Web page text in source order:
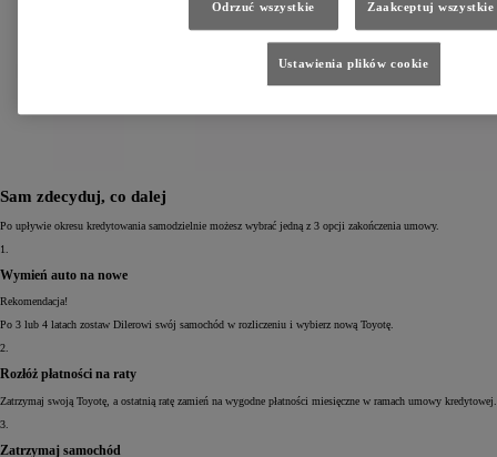
Sam zdecyduj, co dalej
Po upływie okresu kredytowania samodzielnie możesz wybrać jedną z 3 opcji zakończenia umowy.
1.
Wymień auto na nowe
Rekomendacja!
Po 3 lub 4 latach zostaw Dilerowi swój samochód w rozliczeniu i wybierz nową Toyotę.
2.
Rozłóż płatności na raty
Zatrzymaj swoją Toyotę, a ostatnią ratę zamień na wygodne płatności miesięczne w ramach umowy kredytowej.
3.
Zatrzymaj samochód
Odrzuć wszystkie Zaakceptuj wszystkie
Ustawienia plików cookie